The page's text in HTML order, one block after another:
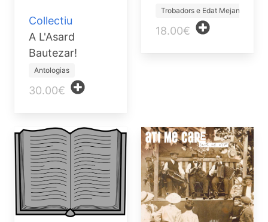
Collectiu
A L'Asard
Bautezar!
Antologias
30.00€
Trobadors e Edat Mejana
18.00€